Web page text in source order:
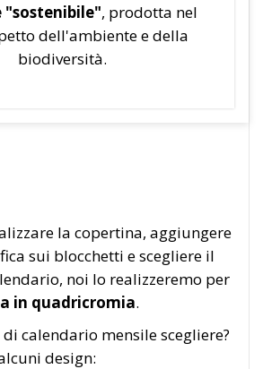
"sostenibile", prodotta nel
dell'ambiente e della
biodiversità.
la copertina, aggiungere
sui blocchetti e scegliere il
noi lo realizzeremo per
in quadricromia.
calendario mensile scegliere?
design: